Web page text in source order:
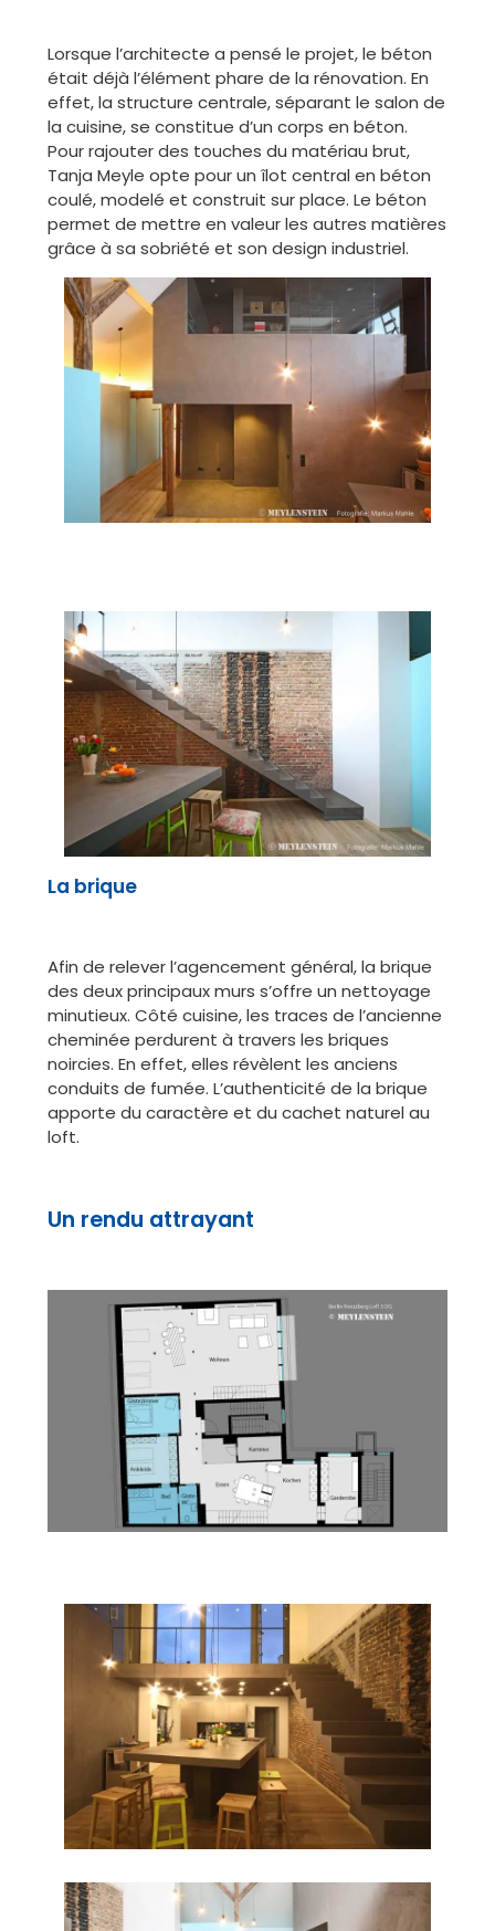
Lorsque l’architecte a pensé le projet, le béton
était déjà l’élément phare de la rénovation. En
effet, la structure centrale, séparant le salon de
la cuisine, se constitue d’un corps en béton.
Pour rajouter des touches du matériau brut,
Tanja Meyle opte pour un îlot central en béton
coulé, modelé et construit sur place. Le béton
permet de mettre en valeur les autres matières
grâce à sa sobriété et son design industriel.
La brique
Afin de relever l’agencement général, la brique
des deux principaux murs s’offre un nettoyage
minutieux. Côté cuisine, les traces de l’ancienne
cheminée perdurent à travers les briques
noircies. En effet, elles révèlent les anciens
conduits de fumée. L’authenticité de la brique
apporte du caractère et du cachet naturel au
loft.
Un rendu attrayant